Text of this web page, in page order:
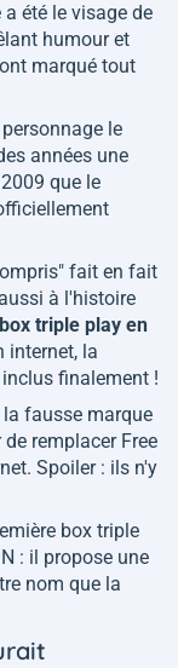
été le visage de
humour et
marqué tout
le
années une
que le
fait en fait
à l'histoire
triple play en
internet, la
finalement !
fausse marque
remplacer Free
Spoiler : ils n'y
box triple
: il propose une
nom que la